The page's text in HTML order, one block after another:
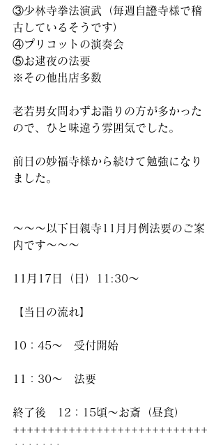
③少林寺拳法演武（毎週自證寺様で稽
古しているそうです）
④プリコットの演奏会
⑤お逮夜の法要
※その他出店多数
老若男女問わずお詣りの方が多かった
ので、ひと味違う雰囲気でした。
前日の妙福寺様から続けて勉強になり
ました。
～～～以下日親寺11月月例法要のご案
内です～～～
11月17日（日）11:30～
【当日の流れ】
10：45～　受付開始
11：30～　法要
終了後　12：15頃～お斎（昼食）
++++++++++++++++++++++++++++